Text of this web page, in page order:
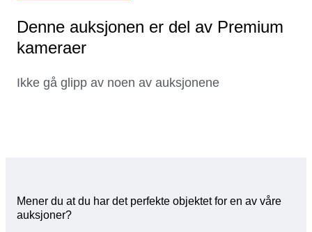
Denne auksjonen er del av Premium
kameraer
Ikke gå glipp av noen av auksjonene
Mener du at du har det perfekte objektet for en av våre
auksjoner?